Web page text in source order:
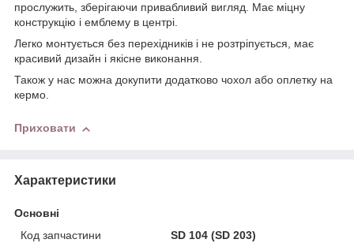
прослужить, зберігаючи привабливий вигляд. Має міцну
конструкцію і емблему в центрі.
Легко монтується без перехідників і не розтріпується, має
красивий дизайн і якісне виконання.
Також у нас можна докупити додатково чохол або оплетку на
кермо.
Приховати
Характеристики
Основні
Код запчастини
SD 104 (SD 203)